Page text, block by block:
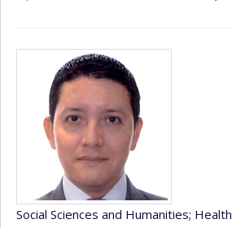
Social Sciences and Humanities; Health